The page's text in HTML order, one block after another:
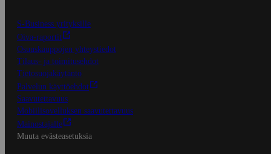
S-Business yrityksille
Oiva-raportit
Osuuskauppojen yhteystiedot
Tilaus- ja toimitusehdot
Tietosuojakäytäntö
Palvelun käyttöehdot
Saavutettavuus
Mobiilisovelluksen saavutettavuus
Mainostajalle
Muuta evästeasetuksia